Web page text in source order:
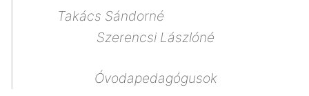
Takács Sándorné
Szerencsi Lászlóné
Óvodapedagógusok